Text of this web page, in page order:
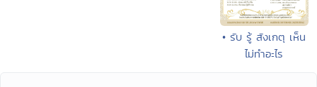
• รับ รู้ สังเกตุ เห็น
ไม่ทำอะไร